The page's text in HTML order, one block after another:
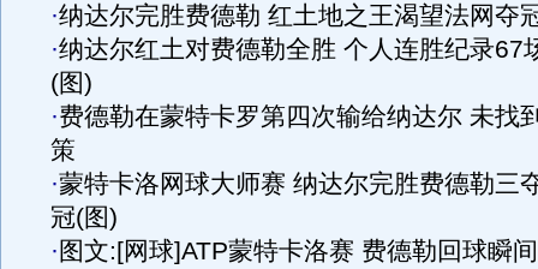
·纳达尔完胜费德勒 红土地之王渴望法网夺
·纳达尔红土对费德勒全胜 个人连胜纪录67
(图)
·费德勒在蒙特卡罗第四次输给纳达尔 未找
策
·蒙特卡洛网球大师赛 纳达尔完胜费德勒三
冠(图)
· 图文:[网球]ATP蒙特卡洛赛 费德勒回球瞬间